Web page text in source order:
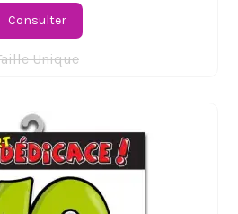
Consulter
Unique